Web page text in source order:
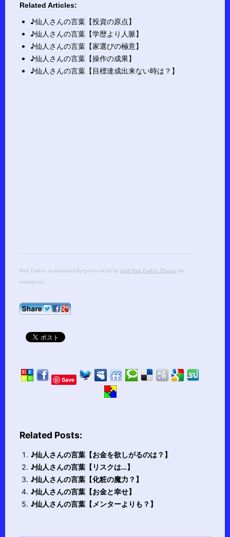
Related Articles:
♪仙人さんの言葉【投資の原点】
♪仙人さんの言葉【学歴より人脈】
♪仙人さんの言葉【家選びの極意】
♪仙人さんの言葉【操作の成果】
♪仙人さんの言葉【目標達成出来ない時は？】
Post Footer automatically generated by Add Post Footer Plugin for
wordpress.
Save
Related Posts:
♪仙人さんの言葉【お金を欲しがるのは？】
♪仙人さんの言葉【リスクは…】
♪仙人さんの言葉【化粧の魔力？】
♪仙人さんの言葉【お金と幸せ】
♪仙人さんの言葉【メンターよりも？】